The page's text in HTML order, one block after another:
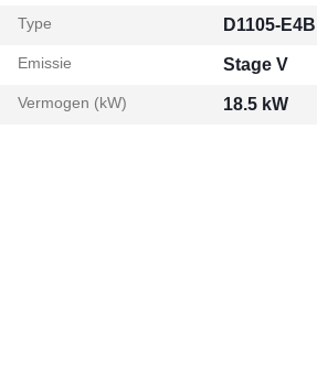
Type D1105-E4B
Emissie Stage V
Vermogen (kW) 18.5 kW